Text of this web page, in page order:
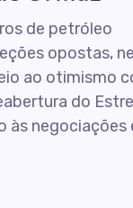
de petróleo
opostas,
ao otimismo
do
às negociações